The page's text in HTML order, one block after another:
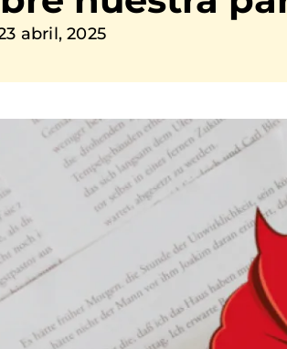
abril, 2025